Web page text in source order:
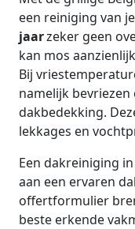
een reiniging van
jaarzeker geen
kan mos
Bij
namelijk bevriezen
dakbedekking.
lekkages en
Een dakreiniging
aan een ervaren
offertformulier
beste erkende